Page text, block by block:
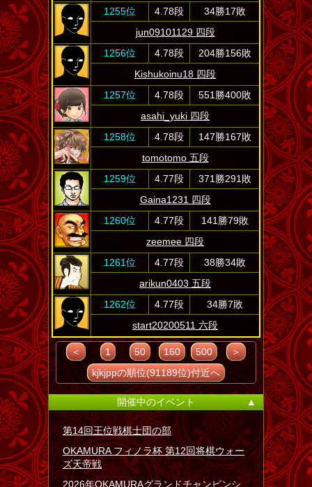
1255位
4.78段
34勝17敗
jun09101129 四段
1256位
4.78段
204勝156敗
Kishukoinu18 四段
1257位
4.78段
551勝400敗
asahi_yuki 四段
1258位
4.78段
147勝167敗
tomotomo 五段
1259位
4.77段
371勝291敗
Gaina1231 四段
1260位
4.77段
141勝79敗
zeemee 四段
1261位
4.77段
38勝34敗
arikun0403 五段
1262位
4.77段
34勝7敗
start20200511 六段
＜ 1 50 160 500
＞
kjkjppの順位(91189位)付近へ
開催中のイベント ▲
第14回王位戦棋士団の部
OKAMURA フィノラ杯 第12回将棋ウォー
ズ天帝戦
2026年OKAMURAグランドチャンピンシ